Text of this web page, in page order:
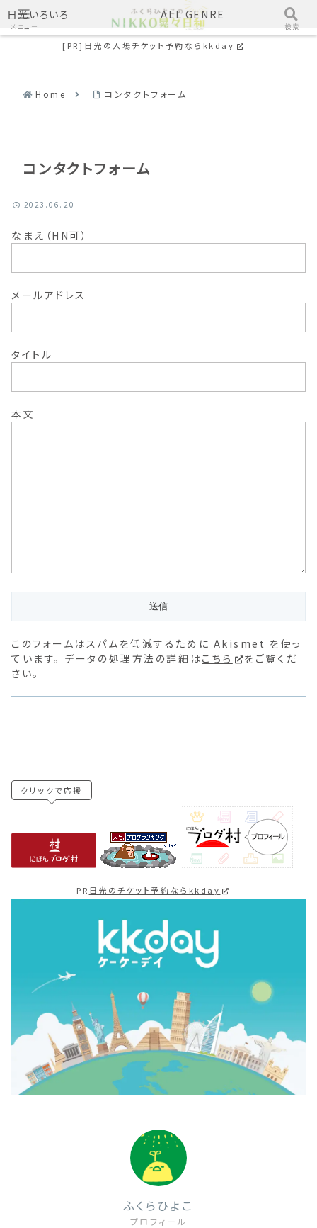
日光いろいろ ALL GENRE
[PR] 日光の入場チケット予約ならkkday
Home コンタクトフォーム
コンタクトフォーム
2023.06.20
なまえ（HN可）
メールアドレス
タイトル
本文
このフォームはスパムを低減するために Akismet を使っ
ています。 データの処理方法の詳細はこちら
をご覧くだ
さい。
クリックで応援
PR 日光のチケット予約ならkkday
ふくらひよこ
プロフィール
メニュー 検索